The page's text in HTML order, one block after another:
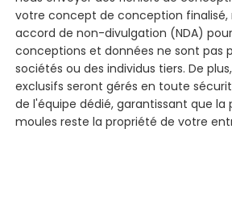
votre concept de conception finalisé,
accord de non-divulgation (NDA)
conceptions et données ne sont pas
sociétés ou des individus tiers. De
exclusifs seront gérés en toute
de l'équipe dédié, garantissant que la
moules reste la propriété de votre